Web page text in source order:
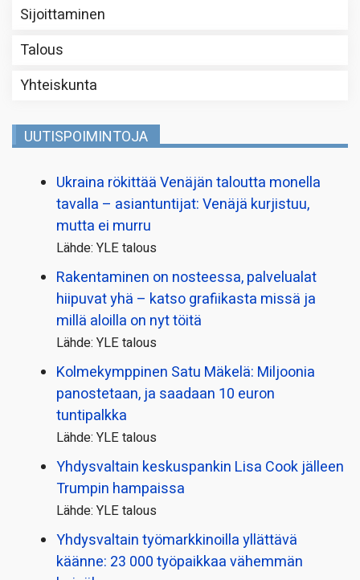
Sijoittaminen
Talous
Yhteiskunta
UUTISPOIMINTOJA
Ukraina rökittää Venäjän taloutta monella
tavalla – asiantuntijat: Venäjä kurjistuu,
mutta ei murru
Lähde: YLE talous
Rakentaminen on nosteessa, palvelualat
hiipuvat yhä – katso grafiikasta missä ja
millä aloilla on nyt töitä
Lähde: YLE talous
Kolmekymppinen Satu Mäkelä: Miljoonia
panostetaan, ja saadaan 10 euron
tuntipalkka
Lähde: YLE talous
Yhdysvaltain keskuspankin Lisa Cook jälleen
Trumpin hampaissa
Lähde: YLE talous
Yhdysvaltain työmarkkinoilla yllättävä
käänne: 23 000 työpaikkaa vähemmän